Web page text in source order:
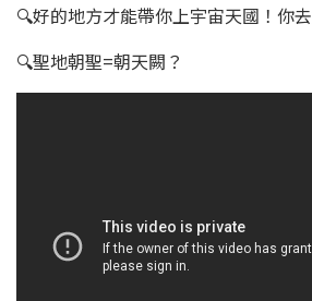
🔍好的地方才能帶你上宇宙天國！你
🔍聖地朝聖=朝天闕？